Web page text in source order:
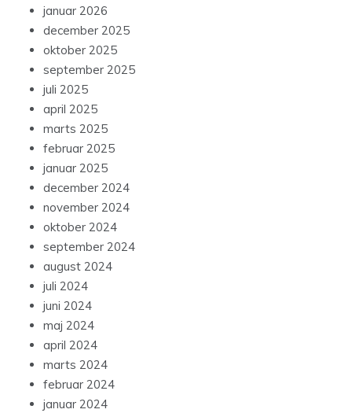
januar 2026
december 2025
oktober 2025
september 2025
juli 2025
april 2025
marts 2025
februar 2025
januar 2025
december 2024
november 2024
oktober 2024
september 2024
august 2024
juli 2024
juni 2024
maj 2024
april 2024
marts 2024
februar 2024
januar 2024